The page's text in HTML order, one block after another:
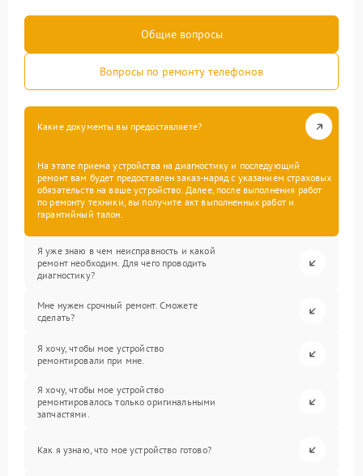
Общие вопросы
Вопросы по ремонту телефонов
Какие документы вы предоставляете?
На этапе приема устройства на диагностику и последующий
ремонт вам будет предоставлен заказ-наряд с указанием страховых
обязательств на ваше устройство. Далее, после выполнения работ
по ремонту техники, вы получите акт выполненных работ и
гарантийный талон.
Я уже знаю в чем неисправность и какой
ремонт необходим. Для чего проводить
диагностику?
Мне нужен срочный ремонт. Сможете
сделать?
Я хочу, чтобы мое устройство
ремонтировали при мне.
Я хочу, чтобы мое устройство
ремонтировалось только оригинальными
запчастями.
Как я узнаю, что мое устройство готово?